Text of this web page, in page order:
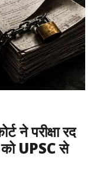
ने परीक्षा रद
को UPSC से